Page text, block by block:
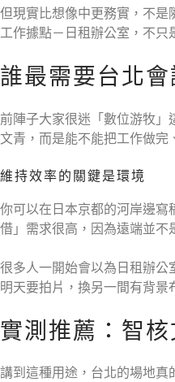
但現實比想像中更務實，不是
工作據點－日租辦公室，不只
誰最需要台北
前陣子大家很迷「數位游牧
文青，而是能不能把工作做完
維持效率的關鍵是環境
你可以在日本京都的河岸邊寫
借」需求很高，因為遠端並不
很多人一開始會以為日租辦公
明天要拍片，換另一間有背
實測推薦：智
講到這種用途，台北的場地真